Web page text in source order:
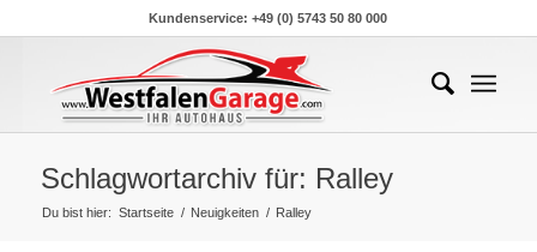
Kundenservice: +49 (0) 5743 50 80 000
Schlagwortarchiv für: Ralley
Du bist hier: Startseite / Neuigkeiten / Ralley